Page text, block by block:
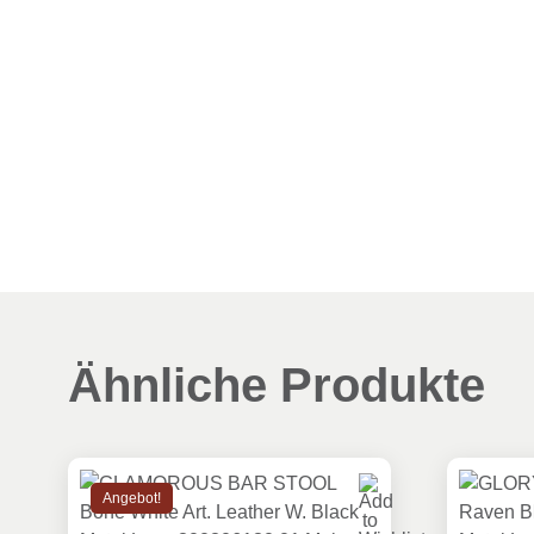
Ähnliche Produkte
Angebot!